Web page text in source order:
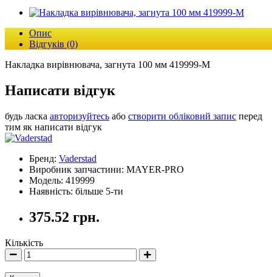
Опис
Відгуків (0)
Накладка вирівнювача, загнута 100 мм 419999-M
Написати відгук
будь ласка авторизуйтесь або створити обліковий запис перед
тим як написати відгук
Бренд: Vaderstad
Виробник запчастини: MAYER-PRO
Модель: 419999
Наявність: більше 5-ти
375.52 грн.
Кількість